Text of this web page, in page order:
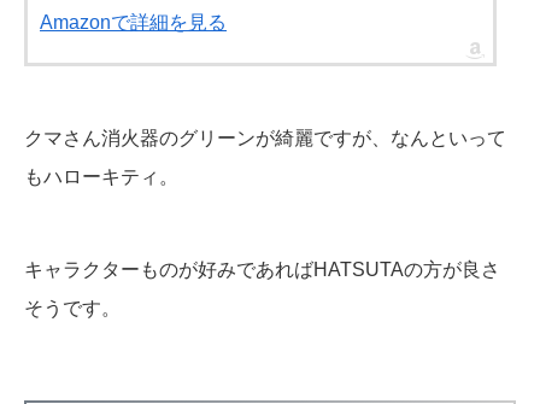
Amazonで詳細を見る
クマさん消火器のグリーンが綺麗ですが、なんといって
もハローキティ。
キャラクターものが好みであればHATSUTAの方が良さ
そうです。